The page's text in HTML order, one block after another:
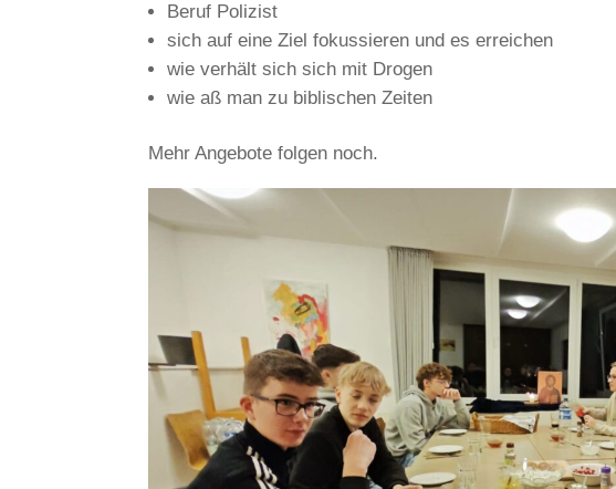
Beruf Polizist
sich auf eine Ziel fokussieren und es erreichen
wie verhält sich sich mit Drogen
wie aß man zu biblischen Zeiten
Mehr Angebote folgen noch.